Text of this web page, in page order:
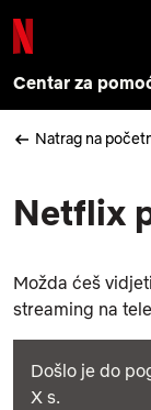
Centar za
Natrag na
Netflix
Možda ćeš
streaming na
Došlo je do
X s.